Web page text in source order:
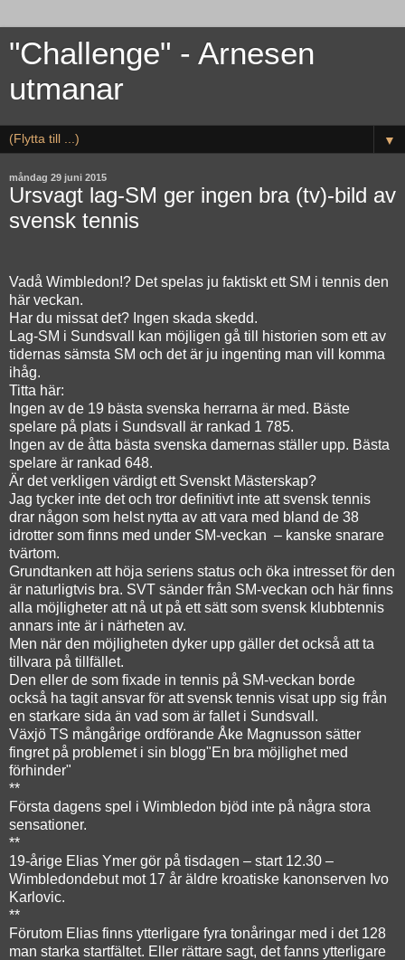
"Challenge" - Arnesen
utmanar
▼
måndag 29 juni 2015
Ursvagt lag-SM ger ingen bra (tv)-bild av
svensk tennis
Vadå Wimbledon!? Det spelas ju faktiskt ett SM i tennis den
här veckan.
Har du missat det? Ingen skada skedd.
Lag-SM i Sundsvall kan möjligen gå till historien som ett av
tidernas sämsta SM och det är ju ingenting man vill komma
ihåg.
Titta här:
Ingen av de 19 bästa svenska herrarna är med. Bäste
spelare på plats i Sundsvall är rankad 1 785.
Ingen av de åtta bästa svenska damernas ställer upp. Bästa
spelare är rankad 648.
Är det verkligen värdigt ett Svenskt Mästerskap?
Jag tycker inte det och tror definitivt inte att svensk tennis
drar någon som helst nytta av att vara med bland de 38
idrotter som finns med under SM-veckan – kanske snarare
tvärtom.
Grundtanken att höja seriens status och öka intresset för den
är naturligtvis bra. SVT sänder från SM-veckan och här finns
alla möjligheter att nå ut på ett sätt som svensk klubbtennis
annars inte är i närheten av.
Men när den möjligheten dyker upp gäller det också att ta
tillvara på tillfället.
Den eller de som fixade in tennis på SM-veckan borde
också ha tagit ansvar för att svensk tennis visat upp sig från
en starkare sida än vad som är fallet i Sundsvall.
Växjö TS mångårige ordförande Åke Magnusson sätter
fingret på problemet i sin blogg"En bra möjlighet med
förhinder"
**
Första dagens spel i Wimbledon bjöd inte på några stora
sensationer.
**
19-årige Elias Ymer gör på tisdagen – start 12.30 –
Wimbledondebut mot 17 år äldre kroatiske kanonserven Ivo
Karlovic.
**
Förutom Elias finns ytterligare fyra tonåringar med i det 128
man starka startfältet. Eller rättare sagt, det fanns ytterligare